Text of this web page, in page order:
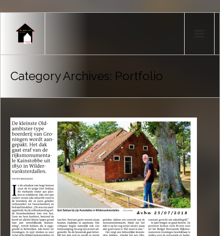
Nieuws
Over mij
Contact
Category Archives: Portfolio